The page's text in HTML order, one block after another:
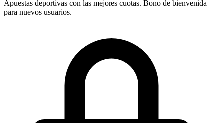
Apuestas deportivas con las mejores cuotas. Bono de bienvenida
para nuevos usuarios.